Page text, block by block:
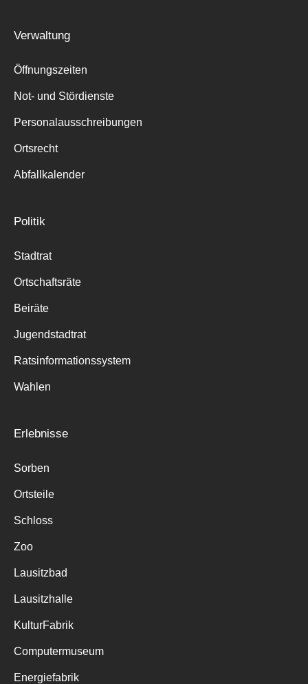
Suche
Verwaltung
Öffnungszeiten
Not- und Stördienste
Personalausschreibungen
Ortsrecht
Abfallkalender
Politik
Stadtrat
Ortschaftsräte
Beiräte
Jugendstadtrat
Ratsinformationssystem
Wahlen
Erlebnisse
Sorben
Ortsteile
Schloss
Zoo
Lausitzbad
Lausitzhalle
KulturFabrik
Computermuseum
Energiefabrik